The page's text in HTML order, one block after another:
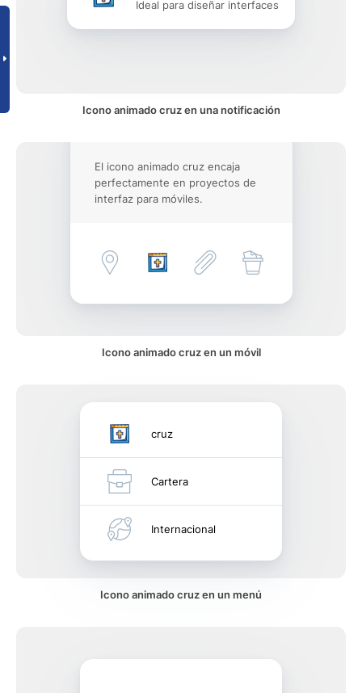
Ideal para diseñar interfaces
Icono animado cruz en una notificación
El icono animado cruz encaja
perfectamente en proyectos de
interfaz para móviles.
Icono animado cruz en un móvil
cruz
Cartera
Internacional
Icono animado cruz en un menú